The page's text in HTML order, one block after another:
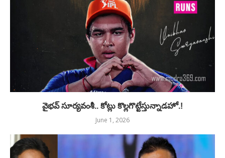
వైభవ్ సూర్యవంశీ.. కోట్లు కొల్లగొట్టేస్తున్నాడహో.!
June 1, 2026